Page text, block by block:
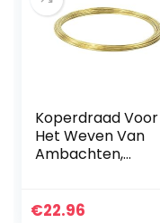
Koperdraad Voor
Het Weven Van
Ambachten,
Gewicht Ongeveer
€22.96